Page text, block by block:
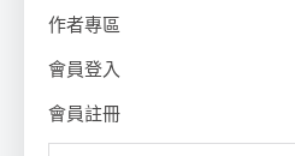
作者專區
會員登入
會員註冊